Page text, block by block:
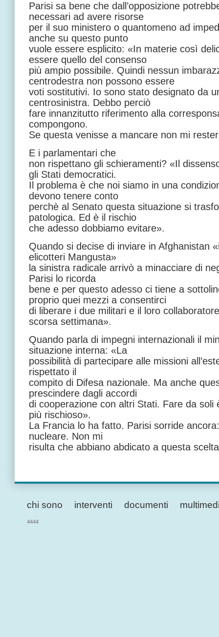
Parisi sa bene che dall’opposizione
necessari ad avere risorse
per il suo ministero o quantomeno ad
anche su questo punto
vuole essere esplicito: «In materie così
essere quello del consenso
più ampio possibile. Quindi nessun
centrodestra non possono essere
voti sostitutivi. Io sono stato designato da
centrosinistra. Debbo perciò
fare innanzitutto riferimento alla
compongono.
Se questa venisse a mancare non mi
E i parlamentari che
non rispettano gli schieramenti? «Il
gli Stati democratici.
Il problema è che noi siamo in una
devono tenere conto
perchè al Senato questa situazione si
patologica. Ed è il rischio
che adesso dobbiamo evitare».
Quando si decise di inviare in Afghanistan
elicotteri Mangusta»
la sinistra radicale arrivò a minacciare di
Parisi lo ricorda
bene e per questo adesso ci tiene a
proprio quei mezzi a consentirci
di liberare i due militari e il loro
scorsa settimana».
Quando parla di impegni internazionali il
situazione interna: «La
possibilità di partecipare alle missioni
rispettato il
compito di Difesa nazionale. Ma anche
prescindere dagli accordi
di cooperazione con altri Stati. Fare da soli
più rischioso».
La Francia lo ha fatto. Parisi sorride
nucleare. Non mi
risulta che abbiano abdicato a questa
chi sono interventi documenti
4444